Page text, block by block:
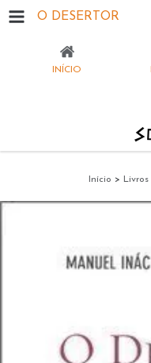
O DESERTOR
INÍCIO
Início > Livros